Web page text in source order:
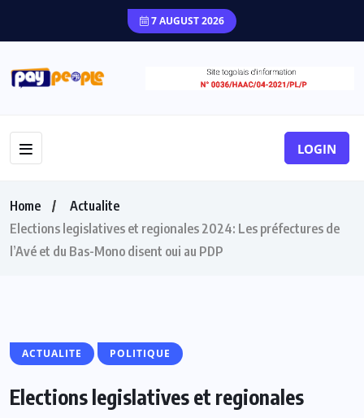
7 AUGUST 2026
LOGIN
Home
Actualite
Elections legislatives et regionales 2024: Les préfectures de
l’Avé et du Bas-Mono disent oui au PDP
ACTUALITE POLITIQUE
Elections legislatives et regionales